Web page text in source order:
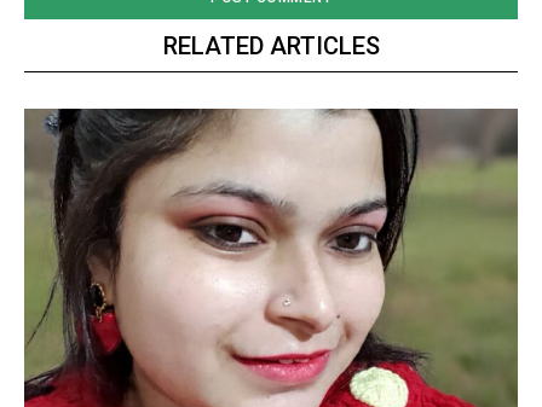
RELATED ARTICLES